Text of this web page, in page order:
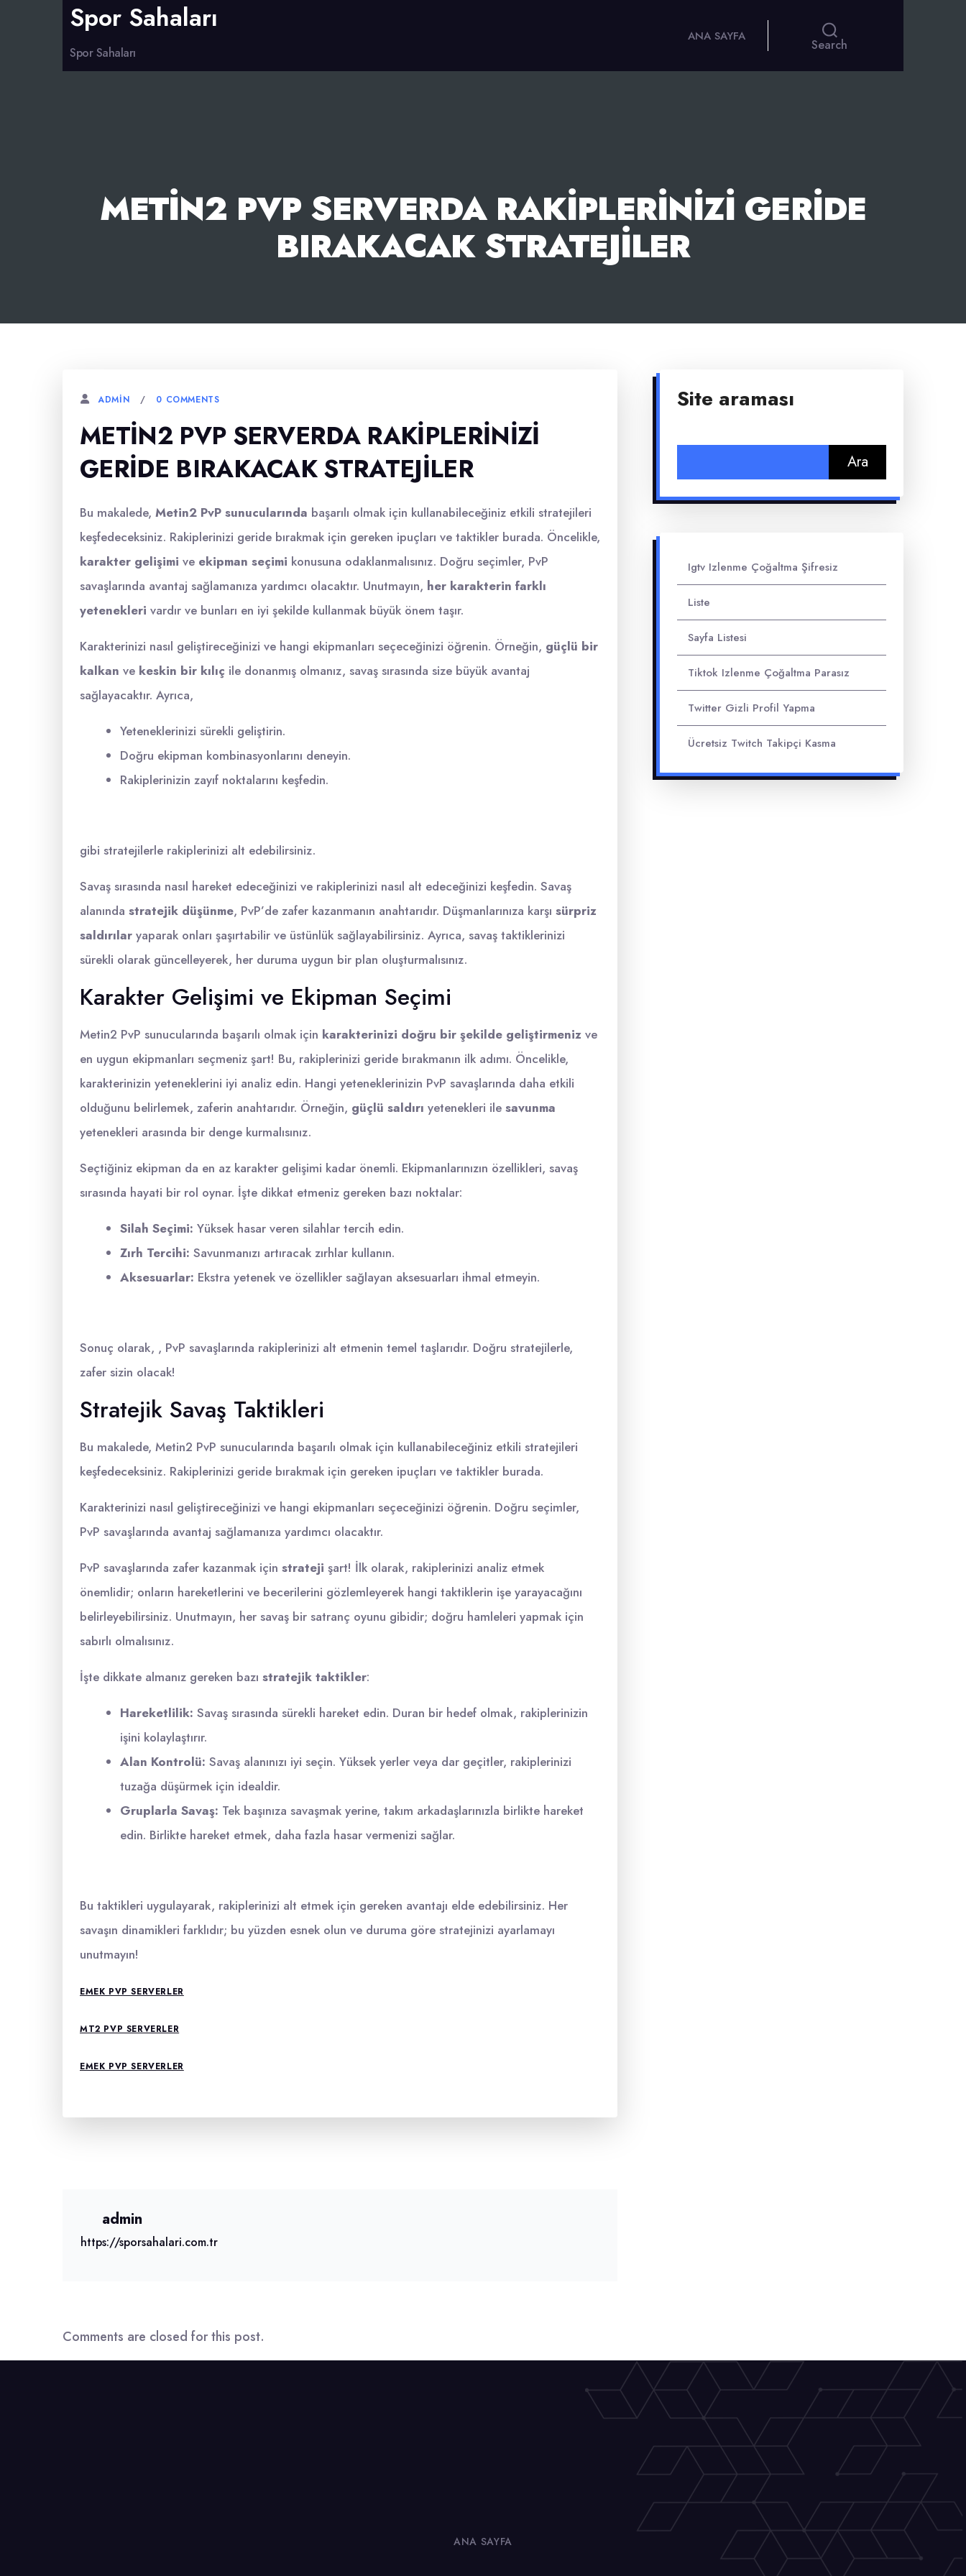
Spor Sahaları
Spor Sahaları
ANA SAYFA
Search
METIN2 PVP SERVERDA RAKIPLERINIZI GERIDE
BIRAKACAK STRATEJILER
ADMIN 0 COMMENTS
METIN2 PVP SERVERDA RAKIPLERINIZI
GERIDE BIRAKACAK STRATEJILER
Bu makalede, Metin2 PvP sunucularında başarılı olmak için kullanabileceğiniz etkili stratejileri
keşfedeceksiniz. Rakiplerinizi geride bırakmak için gereken ipuçları ve taktikler burada. Öncelikle,
karakter gelişimi ve ekipman seçimi konusuna odaklanmalısınız. Doğru seçimler, PvP
savaşlarında avantaj sağlamanıza yardımcı olacaktır. Unutmayın, her karakterin farklı
yetenekleri vardır ve bunları en iyi şekilde kullanmak büyük önem taşır.
Karakterinizi nasıl geliştireceğinizi ve hangi ekipmanları seçeceğinizi öğrenin. Örneğin, güçlü bir
kalkan ve keskin bir kılıç ile donanmış olmanız, savaş sırasında size büyük avantaj
sağlayacaktır. Ayrıca,
Yeteneklerinizi sürekli geliştirin.
Doğru ekipman kombinasyonlarını deneyin.
Rakiplerinizin zayıf noktalarını keşfedin.
gibi stratejilerle rakiplerinizi alt edebilirsiniz.
Savaş sırasında nasıl hareket edeceğinizi ve rakiplerinizi nasıl alt edeceğinizi keşfedin. Savaş
alanında stratejik düşünme, PvP’de zafer kazanmanın anahtarıdır. Düşmanlarınıza karşı sürpriz
saldırılar yaparak onları şaşırtabilir ve üstünlük sağlayabilirsiniz. Ayrıca, savaş taktiklerinizi
sürekli olarak güncelleyerek, her duruma uygun bir plan oluşturmalısınız.
Karakter Gelişimi ve Ekipman Seçimi
Metin2 PvP sunucularında başarılı olmak için karakterinizi doğru bir şekilde geliştirmeniz ve
en uygun ekipmanları seçmeniz şart! Bu, rakiplerinizi geride bırakmanın ilk adımı. Öncelikle,
karakterinizin yeteneklerini iyi analiz edin. Hangi yeteneklerinizin PvP savaşlarında daha etkili
olduğunu belirlemek, zaferin anahtarıdır. Örneğin, güçlü saldırı yetenekleri ile savunma
yetenekleri arasında bir denge kurmalısınız.
Seçtiğiniz ekipman da en az karakter gelişimi kadar önemli. Ekipmanlarınızın özellikleri, savaş
sırasında hayati bir rol oynar. İşte dikkat etmeniz gereken bazı noktalar:
Silah Seçimi: Yüksek hasar veren silahlar tercih edin.
Zırh Tercihi: Savunmanızı artıracak zırhlar kullanın.
Aksesuarlar: Ekstra yetenek ve özellikler sağlayan aksesuarları ihmal etmeyin.
Sonuç olarak, , PvP savaşlarında rakiplerinizi alt etmenin temel taşlarıdır. Doğru stratejilerle,
zafer sizin olacak!
Stratejik Savaş Taktikleri
Bu makalede, Metin2 PvP sunucularında başarılı olmak için kullanabileceğiniz etkili stratejileri
keşfedeceksiniz. Rakiplerinizi geride bırakmak için gereken ipuçları ve taktikler burada.
Karakterinizi nasıl geliştireceğinizi ve hangi ekipmanları seçeceğinizi öğrenin. Doğru seçimler,
PvP savaşlarında avantaj sağlamanıza yardımcı olacaktır.
PvP savaşlarında zafer kazanmak için strateji şart! İlk olarak, rakiplerinizi analiz etmek
önemlidir; onların hareketlerini ve becerilerini gözlemleyerek hangi taktiklerin işe yarayacağını
belirleyebilirsiniz. Unutmayın, her savaş bir satranç oyunu gibidir; doğru hamleleri yapmak için
sabırlı olmalısınız.
İşte dikkate almanız gereken bazı stratejik taktikler:
Hareketlilik: Savaş sırasında sürekli hareket edin. Duran bir hedef olmak, rakiplerinizin
işini kolaylaştırır.
Alan Kontrolü: Savaş alanınızı iyi seçin. Yüksek yerler veya dar geçitler, rakiplerinizi
tuzağa düşürmek için idealdir.
Gruplarla Savaş: Tek başınıza savaşmak yerine, takım arkadaşlarınızla birlikte hareket
edin. Birlikte hareket etmek, daha fazla hasar vermenizi sağlar.
Bu taktikleri uygulayarak, rakiplerinizi alt etmek için gereken avantajı elde edebilirsiniz. Her
savaşın dinamikleri farklıdır; bu yüzden esnek olun ve duruma göre stratejinizi ayarlamayı
unutmayın!
EMEK PVP SERVERLER
MT2 PVP SERVERLER
EMEK PVP SERVERLER
admin
https://sporsahalari.com.tr
Comments are closed for this post.
Site araması
Igtv Izlenme Çoğaltma Şifresiz
Liste
Sayfa Listesi
Tiktok Izlenme Çoğaltma Parasız
Twitter Gizli Profil Yapma
Ücretsiz Twitch Takipçi Kasma
ANA SAYFA